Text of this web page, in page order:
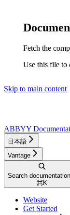
Fetch the
Use this file to
Skip to main content
ABBYY
日本語
Vantage
Search
⌘K
Website
Get Started